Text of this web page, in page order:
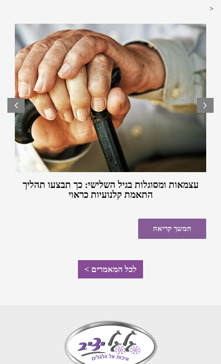
האביזרים לקלנועית ניתן לרכוש סוכך גשם שיגן על הקלנועית
מרטיבות מצטברת בזמן שהיא חונה.
לא רע. רכישה מחברה אמינה ומקצועית של קלנועית יד שניה
היא לרוב עניין בטוח למדי, ועם הכסף שחוסכים ניתן בהחלט
לרכוש אביזרים לקלנועית ולשדרג אותה אפילו יותר.
<
עצמאות ומסוגלות בגיל השלישי: כך תבצעו תהליך
התאמת קלנועיות כראוי
המשך קריאה
prev next
לכל המאמרים >